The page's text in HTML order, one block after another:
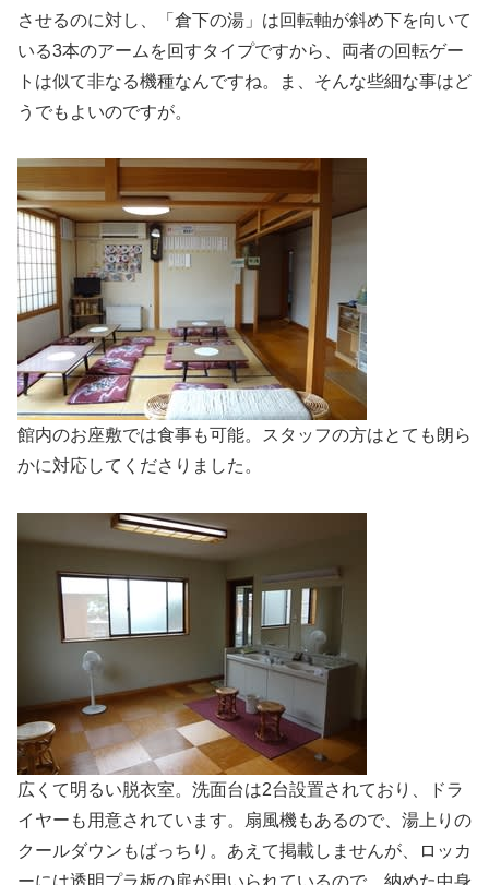
させるのに対し、「倉下の湯」は回転軸が斜め下を向いて
いる3本のアームを回すタイプですから、両者の回転ゲー
トは似て非なる機種なんですね。ま、そんな些細な事はど
うでもよいのですが。
館内のお座敷では食事も可能。スタッフの方はとても朗ら
かに対応してくださりました。
広くて明るい脱衣室。洗面台は2台設置されており、ドラ
イヤーも用意されています。扇風機もあるので、湯上りの
クールダウンもばっちり。あえて掲載しませんが、ロッカ